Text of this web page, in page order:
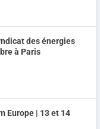
des énergies
à Paris
Europe | 13 et 14